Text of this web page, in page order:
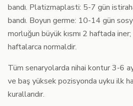
bandı. Platizmaplasti: 5-7 gün
bandı. Boyun germe: 10-14 gün
morluğun büyük kısmı 2 haftada
haftalarca normaldir.
Tüm senaryolarda nihai kontur 3-6
ve baş yüksek pozisyonda uyku ilk
kurallarıdır.